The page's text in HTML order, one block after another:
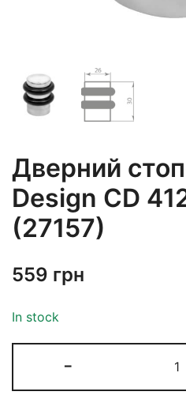
Дверний
Design CD
(27157)
559 грн
In stock
-